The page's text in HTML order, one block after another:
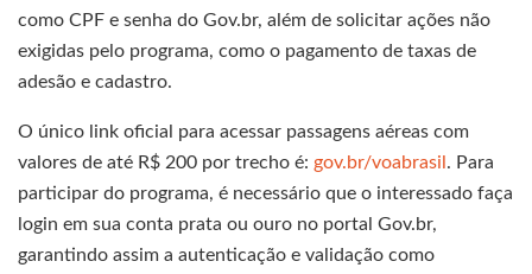
como CPF e senha do Gov.br, além de solicitar ações não
exigidas pelo programa, como o pagamento de taxas de
adesão e cadastro.
O único link oficial para acessar passagens aéreas com
valores de até R$ 200 por trecho é: gov.br/voabrasil . Para
participar do programa, é necessário que o interessado faça
login em sua conta prata ou ouro no portal Gov.br,
garantindo assim a autenticação e validação como